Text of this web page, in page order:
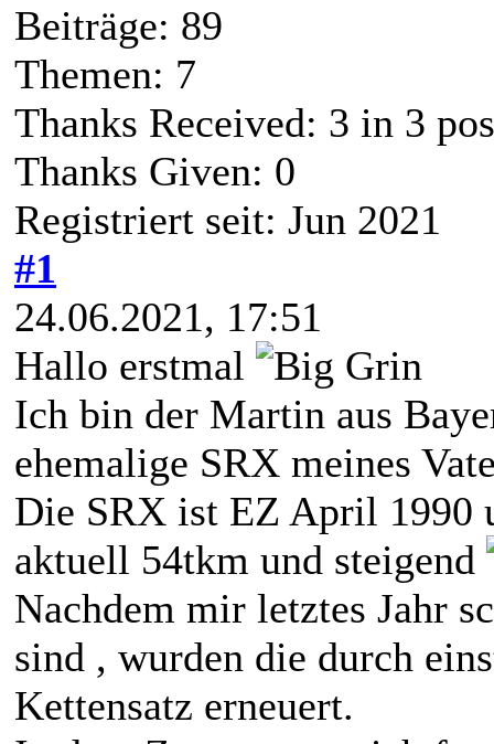
Beiträge: 89
Themen: 7
Thanks Received: 3 in 3
Thanks Given: 0
Registriert seit: Jun 2021
#1
24.06.2021, 17:51
Hallo erstmal
Ich bin der Martin aus
ehemalige SRX meines
Die SRX ist EZ April 1990
aktuell 54tkm und steigend
Nachdem mir letztes Jahr
sind , wurden die durch
Kettensatz erneuert.